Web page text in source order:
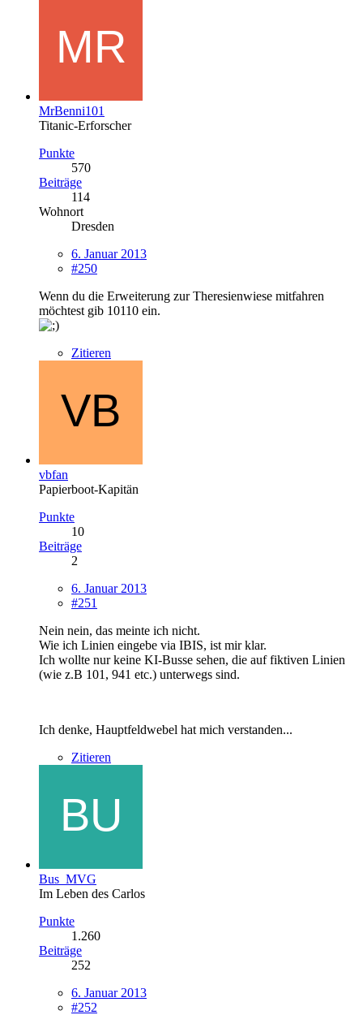
MrBenni101
Titanic-Erforscher
Punkte
570
Beiträge
114
Wohnort
Dresden
6. Januar 2013
#250
Wenn du die Erweiterung zur Theresienwiese mitfahren
möchtest gib 10110 ein.
Zitieren
vbfan
Papierboot-Kapitän
Punkte
10
Beiträge
2
6. Januar 2013
#251
Nein nein, das meinte ich nicht.
Wie ich Linien eingebe via IBIS, ist mir klar.
Ich wollte nur keine KI-Busse sehen, die auf fiktiven Linien
(wie z.B 101, 941 etc.) unterwegs sind.
Ich denke, Hauptfeldwebel hat mich verstanden...
Zitieren
Bus_MVG
Im Leben des Carlos
Punkte
1.260
Beiträge
252
6. Januar 2013
#252